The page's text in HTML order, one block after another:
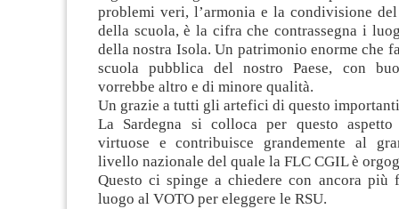
problemi veri, l’armonia e la condivisione
della scuola, è la cifra che contrassegna i
della nostra Isola. Un patrimonio enorme che
scuola pubblica del nostro Paese, con
vorrebbe altro e di minore qualità.
Un grazie a tutti gli artefici di questo
La Sardegna si colloca per questo
virtuose e contribuisce grandemente al
livello nazionale del quale la FLC CGIL è
Questo ci spinge a chiedere con ancora più
luogo al VOTO per eleggere le RSU.